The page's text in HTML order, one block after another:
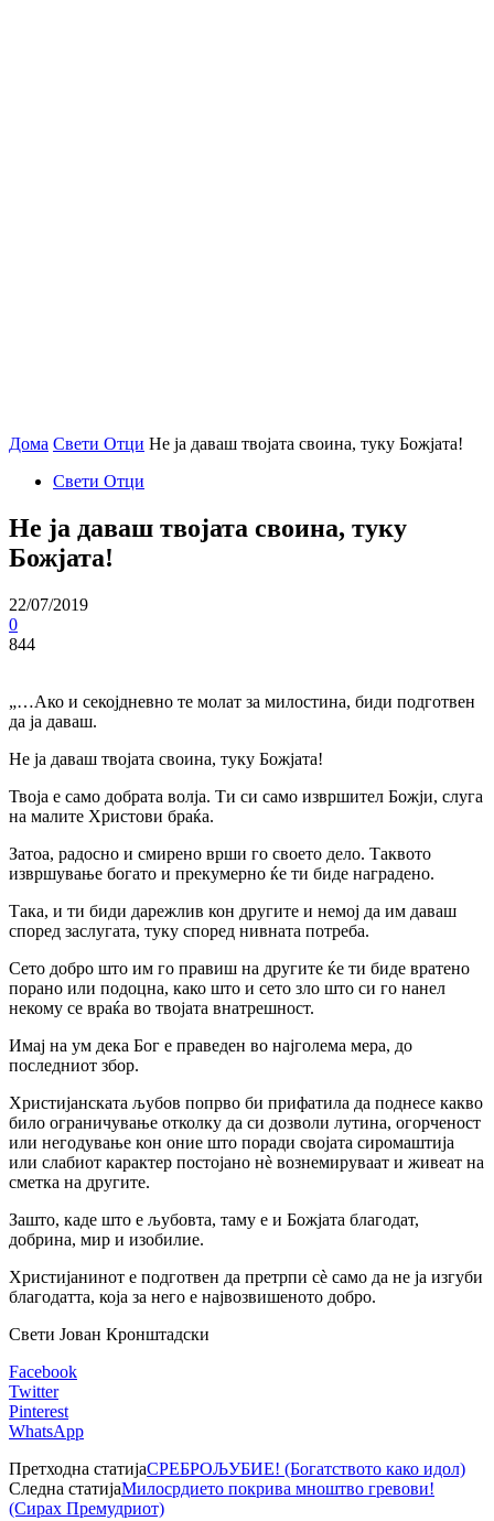
Дома Свети Отци Не ја даваш твојата своина, туку Божјата!
Свети Отци
Не ја даваш твојата своина, туку
Божјата!
22/07/2019
0
844
„…Ако и секојдневно те молат за милостина, биди подготвен
да ја даваш.
Не ја даваш твојата своина, туку Божјата!
Твоја е само добрата волја. Ти си само извршител Божји, слуга
на малите Христови браќа.
Затоа, радосно и смирено врши го своето дело. Таквото
извршување богато и прекумерно ќе ти биде наградено.
Така, и ти биди дарежлив кон другите и немој да им даваш
според заслугата, туку според нивната потреба.
Сето добро што им го правиш на другите ќе ти биде вратено
порано или подоцна, како што и сето зло што си го нанел
некому се враќа во твојата внатрешност.
Имај на ум дека Бог е праведен во најголема мера, до
последниот збор.
Христијанската љубов попрво би прифатила да поднесе какво
било ограничување отколку да си дозволи лутина, огорченост
или негодување кон оние што поради својата сиромаштија
или слабиот карактер постојано нѐ вознемируваат и живеат на
сметка на другите.
Зашто, каде што е љубовта, таму е и Божјата благодат,
добрина, мир и изобилие.
Христијанинот е подготвен да претрпи сѐ само да не ја изгуби
благодатта, која за него е највозвишеното добро.
Свети Јован Кронштадски
Facebook
Twitter
Pinterest
WhatsApp
Претходна статијаСРЕБРОЉУБИЕ! (Богатството како идол)
Следна статијаМилосрдието покрива мноштво гревови!
(Сирах Премудриот)